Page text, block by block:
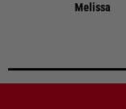
Melissa